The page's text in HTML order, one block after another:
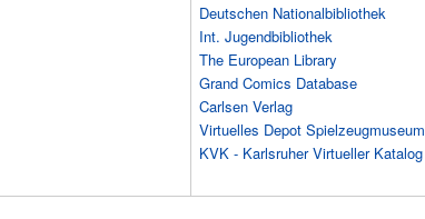
Deutschen Nationalbibliothek
Int. Jugendbibliothek
The European Library
Grand Comics Database
Carlsen Verlag
Virtuelles Depot Spielzeugmuseum
KVK - Karlsruher Virtueller Katalog